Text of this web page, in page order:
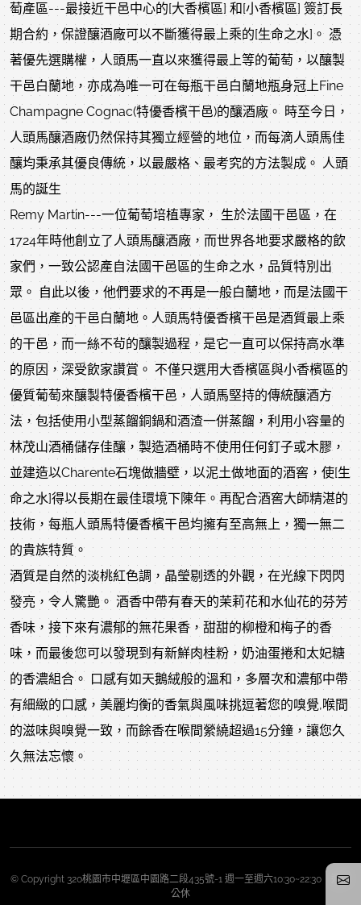
萄產區---最接近干邑中心的[大香檳區] 和[小香檳區] 簽訂長
期合約，保證釀酒廠可以不斷獲得最上乘的[生命之水]。 憑
著優先選購權，人頭馬一直以來獲得最上等的葡萄，以釀製
干邑白蘭地，亦成為唯一可在每瓶干邑白蘭地瓶身冠上Fine
Champagne Cognac(特優香檳干邑)的釀酒廠。 時至今日，
人頭馬釀酒廠仍然保持其獨立經營的地位，而每滴人頭馬佳
釀均秉承其優良傳統，以最嚴格、最考究的方法製成。 人頭
馬的誕生
Remy Martin---一位葡萄培植專家， 生於法國干邑區，在
1724年時他創立了人頭馬釀酒廠，而世界各地要求嚴格的飲
家們，一致公認產自法國干邑區的生命之水，品質特別出
眾。 自此以後，他們要求的不再是一般白蘭地，而是法國干
邑區出產的干邑白蘭地。人頭馬特優香檳干邑是酒質最上乘
的干邑，而一絲不茍的釀製過程，是它一直可以保持高水準
的原因，深受飲家讚賞。 不僅只選用大香檳區與小香檳區的
優質葡萄來釀製特優香檳干邑，人頭馬堅持的傳統釀酒方
法，包括使用小型蒸餾銅鍋和酒渣一併蒸餾，利用小容量的
林茂山酒桶儲存佳釀，製造酒桶時不使用任何釘子或木膠，
並建造以Charente石塊做牆壁，以泥土做地面的酒窖，使[生
命之水]得以長期在最佳環境下陳年。再配合酒窖大師精湛的
技術，每瓶人頭馬特優香檳干邑均擁有至高無上，獨一無二
的貴族特質。
酒質是自然的淡桃紅色調，晶瑩剔透的外觀，在光線下閃閃
發亮，令人驚艷。 酒香中帶有春天的茉莉花和水仙花的芬芳
香味，接下來有濃郁的無花果香，甜甜的柳橙和梅子的香
味，而最後您可以發現到有新鮮肉桂粉，奶油蛋捲和太妃糖
的香濃組合。 口感有如天鵝絨般的溫和，多層次和濃郁中帶
有細緻的口感，美麗均衡的香氣與風味挑逗著您的嗅覺,喉間
的滋味與嗅覺一致，而餘香在喉間縈繞超過15分鐘，讓您久
久無法忘懷。
© Copyright 320桃園市中壢區中園路二段435號-1 週一至週六10:30~22:30 週日
公休